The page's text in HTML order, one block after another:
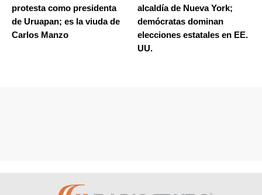
protesta como presidenta
de Uruapan; es la viuda de
Carlos Manzo
alcaldía de Nueva York;
demócratas dominan
elecciones estatales en EE.
UU.